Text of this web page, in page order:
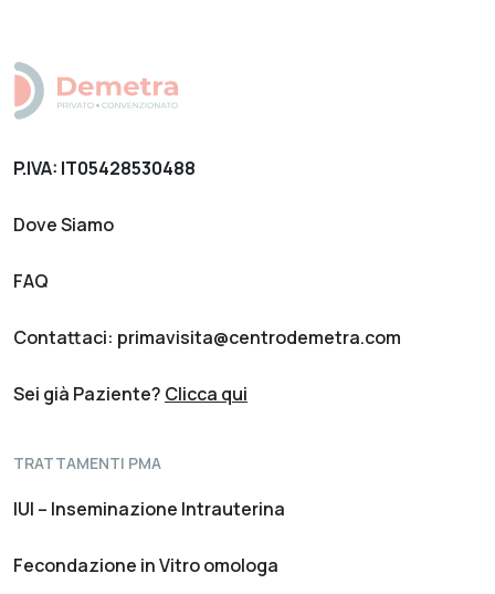
P.IVA: IT05428530488
Dove Siamo
FAQ
Contattaci: primavisita@centrodemetra.com
Sei già Paziente? Clicca qui
TRATTAMENTI PMA
IUI – Inseminazione Intrauterina
Fecondazione in Vitro omologa